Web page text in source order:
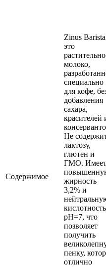
Содержимое
Zinus
это
молоко,
специально
для кофе,
добавления
сахара,
красителей
Не
лактозу,
глютен и
ГМО. Имеет
жирность
3,2% и
кислотность
pH=7, что
позволяет
получить
пенку,
отлично